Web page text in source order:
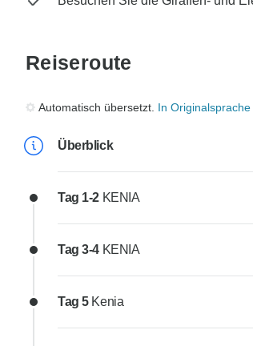
Reiseroute
Automatisch übersetzt. In
Überblick
Tag 1-2 KENIA
Tag 3-4 KENIA
Tag 5 Kenia